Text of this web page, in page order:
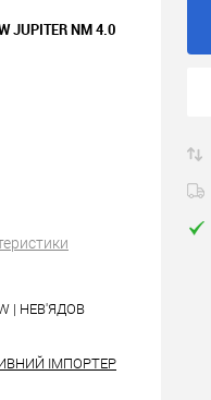
JUPITERNM 4.0
| НЕВ'ЯДОВ
ІМПОРТЕР